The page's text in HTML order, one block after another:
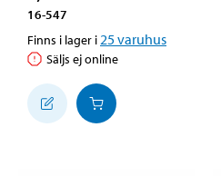
16-547
Finns i lager i 25varuhus
Säljs ej online